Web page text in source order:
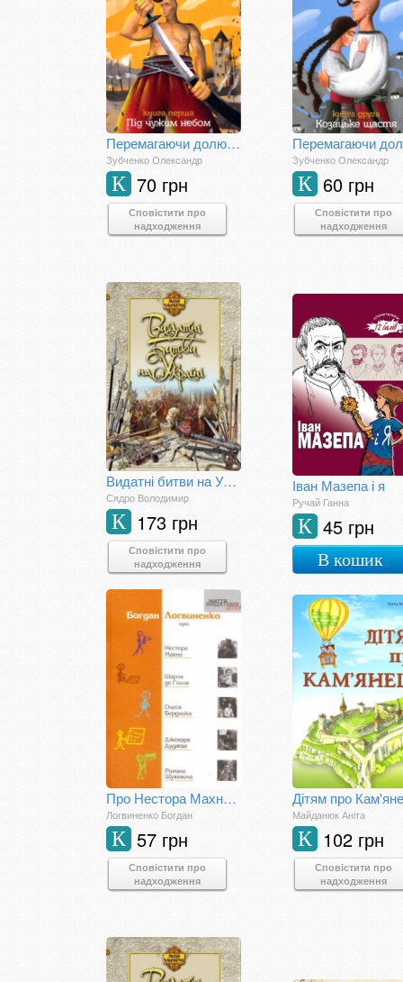
Перемагаючи долю. Під чужим небом. Книга 1
Зубченко Олександр
70 грн
К
Сповістити про
надходження
Зубченко Олександр
60 грн
К
Сповістити про
надходження
Видатні битви на Україні
Сядро Володимир
173 грн
К
Сповістити про
надходження
Іван Мазепа і я
Ручай Ганна
45 грн
К
В кошик
Про Нестора Махна, Шарля де Голля, Олеся Бердника, Джохара Дудаєва, Романа Шухевича
Логвиненко Богдан
57 грн
К
Сповістити про
надходження
Дітям про
Майданюк Аніта
102 грн
К
Сповістити про
надходження